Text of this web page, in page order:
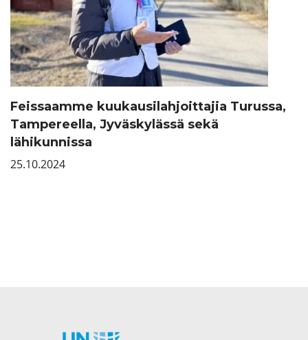
Feissaamme kuukausilahjoittajia Turussa,
Tampereella, Jyväskylässä sekä
lähikunnissa
25.10.2024